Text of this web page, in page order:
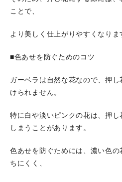
ことで、
より美しく仕上がりやすくなりま
■色あせを防ぐためのコツ
ガーベラは自然な花なので、押
けられません。
特に白や淡いピンクの花は、押
しまうことがあります。
色あせを防ぐためには、濃い色
ちにくく、